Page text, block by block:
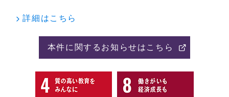
詳細はこちら
本件に関するお知らせはこちら